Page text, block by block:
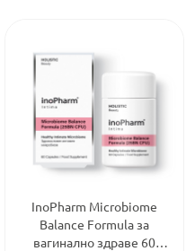
InoPharm Microbiome
Balance Formula за
вагинално здраве 60